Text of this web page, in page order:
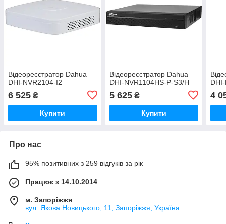
Відеореєстратор Dahua
DHI-NVR2104-I2
6 525 ₴
Купити
Відеореєстратор Dahua
DHI-NVR1104HS-P-S3/H
5 625₴
Купити
4
Про нас
95% позитивних з 259 відгуків за рік
Працює з 14.10.2014
м. Запоріжжя
вул. Якова Новицького, 11, Запоріжжя, Україна